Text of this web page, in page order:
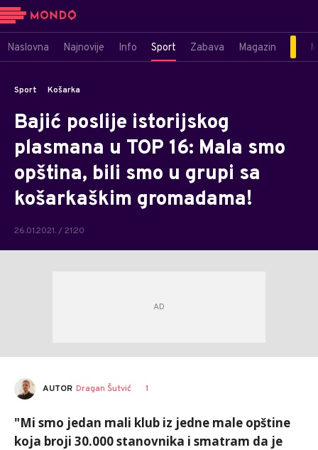
Naslovna Najnovije Info Sport Zabava Magazin
Sport Košarka
Bajić poslije istorijskog
plasmana u TOP 16: Mala smo
opština, bili smo u grupi sa
košarkaškim gromadama!
26.01.2021. / 21:20
AUTOR Dragan Šutvić 1
"Mi smo jedan mali klub iz jedne male opštine
koja broji 30.000 stanovnika i smatram da je